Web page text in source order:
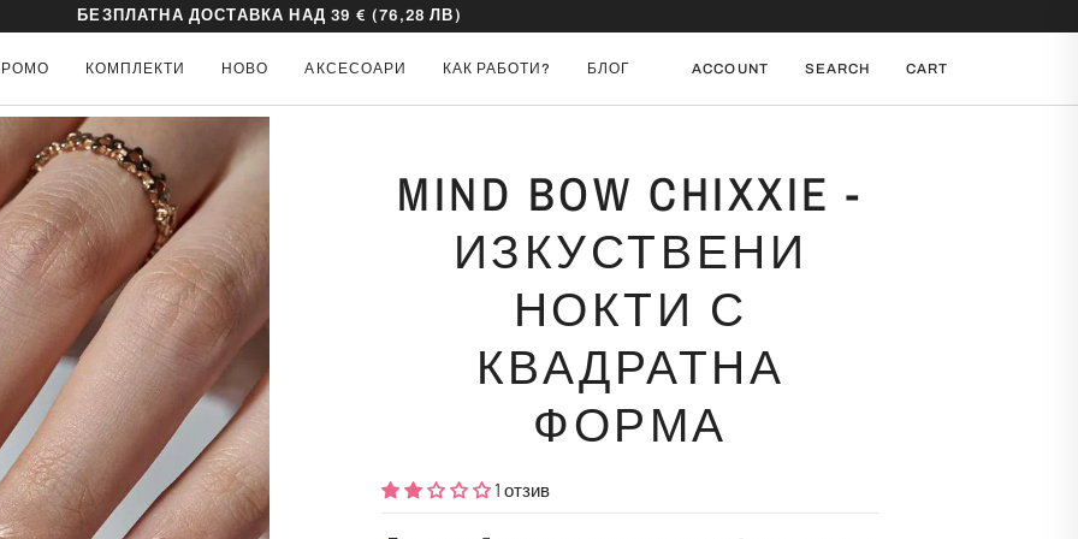
БЕЗПЛАТНА ДОСТАВКА НАД 39 €(76,28 ЛВ)
КОМПЛЕКТИ НОВО АКСЕСОАРИ КАК РАБОТИ? БЛОГ ACCOUNT SEARCH CART
MIND BOW CHIXXIE -
ИЗКУСТВЕНИ
НОКТИ С
КВАДРАТНА
ФОРМА
1 отзив